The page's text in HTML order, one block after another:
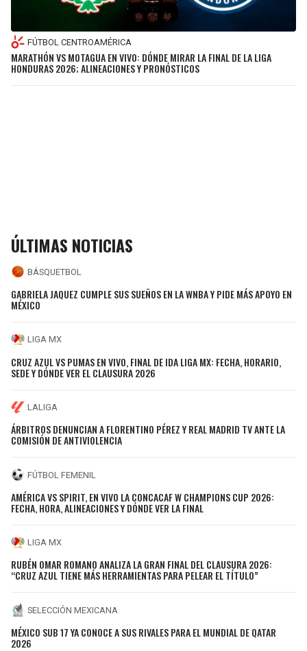
FÚTBOL CENTROAMÉRICA
MARATHÓN VS MOTAGUA EN VIVO: DÓNDE MIRAR LA FINAL DE LA LIGA
HONDURAS 2026; ALINEACIONES Y PRONÓSTICOS
ÚLTIMAS NOTICIAS
BÁSQUETBOL
GABRIELA JAQUEZ CUMPLE SUS SUEÑOS EN LA WNBA Y PIDE MÁS APOYO EN
MÉXICO
LIGA MX
CRUZ AZUL VS PUMAS EN VIVO, FINAL DE IDA LIGA MX: FECHA, HORARIO,
SEDE Y DÓNDE VER EL CLAUSURA 2026
LALIGA
ÁRBITROS DENUNCIAN A FLORENTINO PÉREZ Y REAL MADRID TV ANTE LA
COMISIÓN DE ANTIVIOLENCIA
FÚTBOL FEMENIL
AMÉRICA VS SPIRIT, EN VIVO LA CONCACAF W CHAMPIONS CUP 2026:
FECHA, HORA, ALINEACIONES Y DÓNDE VER LA FINAL
LIGA MX
RUBÉN OMAR ROMANO ANALIZA LA GRAN FINAL DEL CLAUSURA 2026:
“CRUZ AZUL TIENE MÁS HERRAMIENTAS PARA PELEAR EL TÍTULO”
SELECCIÓN MEXICANA
MÉXICO SUB 17 YA CONOCE A SUS RIVALES PARA EL MUNDIAL DE QATAR
2026